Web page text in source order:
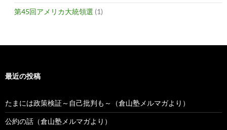
第45回アメリカ大統領選 (1)
最近の投稿
たまには政策検証～自己批判も～（倉山塾メルマガより）
公約の話（倉山塾メルマガより）